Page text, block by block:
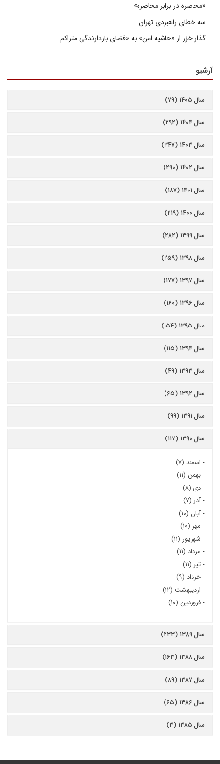
«محاصره در برابر محاصره»
سه خطای راهبردی تهران
گذار خزر از «حاشیه امن» به «فضای بازدارندگی متراکم
آرشیو
سال ۱۴۰۵ (۷۹)
سال ۱۴۰۴ (۲۹۲)
سال ۱۴۰۳ (۳۴۷)
سال ۱۴۰۲ (۲۹۰)
سال ۱۴۰۱ (۱۸۷)
سال ۱۴۰۰ (۲۱۹)
سال ۱۳۹۹ (۲۸۲)
سال ۱۳۹۸ (۲۵۹)
سال ۱۳۹۷ (۱۷۷)
سال ۱۳۹۶ (۱۶۰)
سال ۱۳۹۵ (۱۵۴)
سال ۱۳۹۴ (۱۱۵)
سال ۱۳۹۳ (۴۹)
سال ۱۳۹۲ (۶۵)
سال ۱۳۹۱ (۹۹)
سال ۱۳۹۰ (۱۱۷)
- اسفند (۷)
-بهمن (۱۱)
-دی (۸)
-آذر (۷)
-آبان (۱۰)
- مهر (۱۰)
- شهریور (۱۱)
- مرداد (۱۱)
-تیر (۱۱)
-خرداد (۹)
- اردیبهشت (۱۲)
-فروردین (۱۰)
سال ۱۳۸۹ (۲۳۳)
سال ۱۳۸۸ (۱۶۳)
سال ۱۳۸۷ (۸۹)
سال ۱۳۸۶ (۶۵)
سال ۱۳۸۵ (۳)